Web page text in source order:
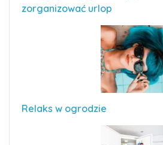
zorganizować urlop
Relaks w ogrodzie